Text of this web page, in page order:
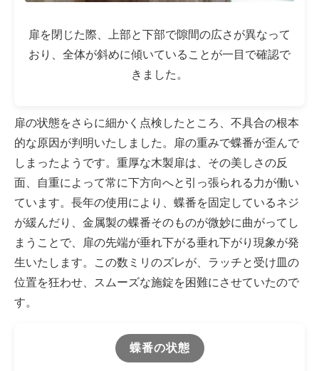
扉を閉じた際、上部と下部で隙間の広さが異なって
おり、全体が斜めに傾いていることが一目で確認で
きました。
扉の状態をさらに細かく点検したところ、不具合の根本
的な原因が判明いたしました。扉の重みで蝶番が歪んで
しまったようです。重厚な木製扉は、その美しさの反
面、自重によって常に下方向へと引っ張られる力が働い
ています。長年の使用により、蝶番を固定しているネジ
が緩んだり、金属製の蝶番そのものが微妙に曲がってし
まうことで、扉の先端が垂れ下がる垂れ下がり現象が発
生いたします。この数ミリのズレが、ラッチと受け皿の
位置を狂わせ、スムーズな施錠を困難にさせていたので
す。
蝶番の状態